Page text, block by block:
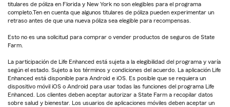
titulares de póliza en Florida y New York no son elegibles para el programa
completo.Ten en cuenta que algunos titulares de póliza pueden experimentar un
retraso antes de que una nueva póliza sea elegible para recompensas.
Esto no es una solicitud para comprar o vender productos de seguros de State
Farm.
La participación de Life Enhanced está sujeta a la elegibilidad del programa y varía
según el estado. Sujeto a los términos y condiciones del acuerdo. La aplicación Life
Enhanced está disponible para Android e iOS. Es posible que se requiera un
dispositivo móvil iOS o Android para usar todas las funciones del programa Life
Enhanced. Los clientes deben aceptar autorizar a State Farm a recopilar datos
sobre salud y bienestar. Los usuarios de aplicaciones móviles deben aceptar un